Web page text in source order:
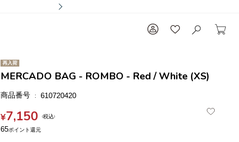
再入荷
MERCADO BAG - ROMBO - Red / White (XS)
商品番号 610720420
¥7,150 税込
65